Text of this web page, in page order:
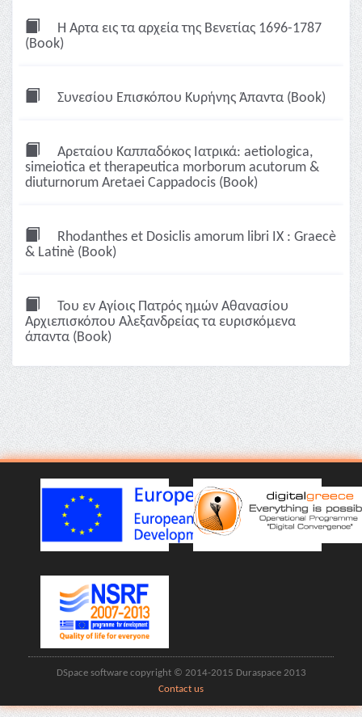
Η Άρτα εις τα αρχεία της Βενετίας 1696-1787
(Book)
Συνεσίου Επισκόπου Κυρήνης Άπαντα (Book)
Αρεταίου Καππαδόκος Ιατρικά: aetiologica,
simeiotica et therapeutica morborum acutorum &
diuturnorum Aretaei Cappadocis (Book)
Rhodanthes et Dosiclis amorum libri IX : Graecè
& Latinè (Book)
Του εν Αγίοις Πατρός ημών Αθανασίου
Αρχιεπισκόπου Αλεξανδρείας τα ευρισκόμενα
άπαντα (Book)
DSpace software copyright © 2014-2015 Duraspace 2013
Contact us